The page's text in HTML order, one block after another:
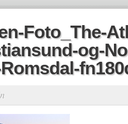
Foto_The-
og-